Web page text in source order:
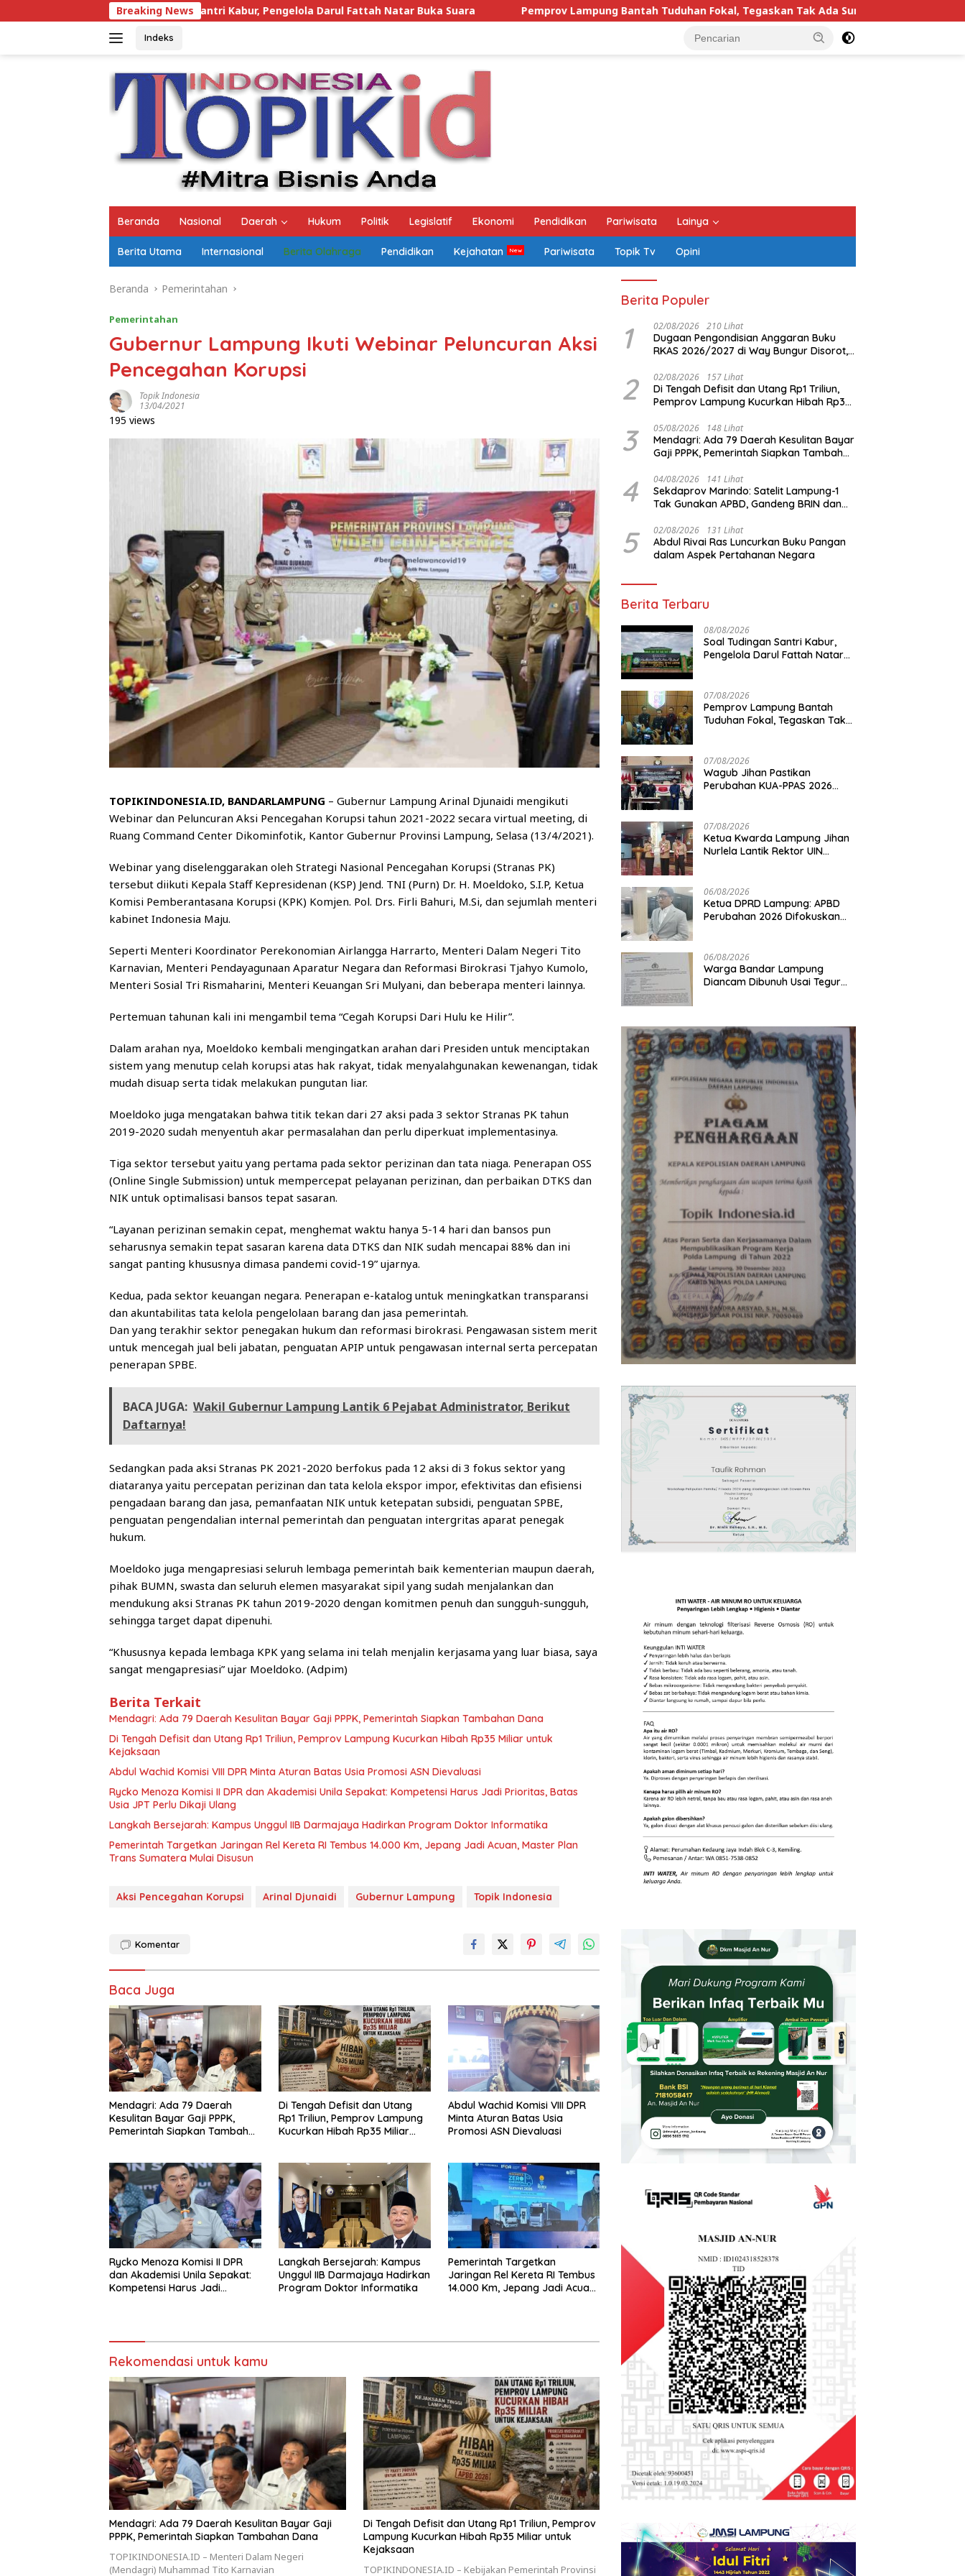
ke
Breaking News
Santri Kabur, Pengelola Darul Fattah Natar Buka Suara Pemprov Lampung Bantah Tuduhan Fokal, Tegaskan Tak Ada Surat yang Bertentangan Soal Status Lahan
Indeks
Beranda Nasional Daerah Hukum Politik Legislatif Ekonomi Pendidikan Pariwisata Lainya
Berita Utama Internasional Berita Olahraga Pendidikan Kejahatan Pariwisata Topik Tv Opini
Beranda Pemerintahan
Pemerintahan
Gubernur Lampung Ikuti Webinar Peluncuran Aksi
Pencegahan Korupsi
Topik Indonesia
13/04/2021
195 views
TOPIKINDONESIA.ID, BANDARLAMPUNG – Gubernur Lampung Arinal Djunaidi mengikuti
Webinar dan Peluncuran Aksi Pencegahan Korupsi tahun 2021-2022 secara virtual meeting, di
Ruang Command Center Dikominfotik, Kantor Gubernur Provinsi Lampung, Selasa (13/4/2021).
Webinar yang diselenggarakan oleh Strategi Nasional Pencegahan Korupsi (Stranas PK)
tersebut diikuti Kepala Staff Kepresidenan (KSP) Jend. TNI (Purn) Dr. H. Moeldoko, S.I.P, Ketua
Komisi Pemberantasana Korupsi (KPK) Komjen. Pol. Drs. Firli Bahuri, M.Si, dan sejumlah menteri
kabinet Indonesia Maju.
Seperti Menteri Koordinator Perekonomian Airlangga Harrarto, Menteri Dalam Negeri Tito
Karnavian, Menteri Pendayagunaan Aparatur Negara dan Reformasi Birokrasi Tjahyo Kumolo,
Menteri Sosial Tri Rismaharini, Menteri Keuangan Sri Mulyani, dan beberapa menteri lainnya.
Pertemuan tahunan kali ini mengambil tema “Cegah Korupsi Dari Hulu ke Hilir”.
Dalam arahan nya, Moeldoko kembali mengingatkan arahan dari Presiden untuk menciptakan
sistem yang menutup celah korupsi atas hak rakyat, tidak menyalahgunakan kewenangan, tidak
mudah disuap serta tidak melakukan pungutan liar.
Moeldoko juga mengatakan bahwa titik tekan dari 27 aksi pada 3 sektor Stranas PK tahun
2019-2020 sudah menyentuh akar permasalahan dan perlu diperkuat implementasinya.
Tiga sektor tersebut yaitu yang pertama pada sektor perizinan dan tata niaga. Penerapan OSS
(Online Single Submission) untuk mempercepat pelayanan perizinan, dan perbaikan DTKS dan
NIK untuk optimalisasi bansos tepat sasaran.
“Layanan perizinan semakin cepat, menghemat waktu hanya 5-14 hari dan bansos pun
seharusnya semakin tepat sasaran karena data DTKS dan NIK sudah mencapai 88% dan ini
sangat panting khususnya dimasa pandemi covid-19” ujarnya.
Kedua, pada sektor keuangan negara. Penerapan e-katalog untuk meningkatkan transparansi
dan akuntabilitas tata kelola pengelolaan barang dan jasa pemerintah.
Dan yang terakhir sektor penegakan hukum dan reformasi birokrasi. Pengawasan sistem merit
untuk mencegah jual beli jabatan, penguatan APIP untuk pengawasan internal serta percepatan
penerapan SPBE.
BACA JUGA: Wakil Gubernur Lampung Lantik 6 Pejabat Administrator, Berikut
Daftarnya!
Sedangkan pada aksi Stranas PK 2021-2020 berfokus pada 12 aksi di 3 fokus sektor yang
diataranya yaitu percepatan perizinan dan tata kelola ekspor impor, efektivitas dan efisiensi
pengadaan barang dan jasa, pemanfaatan NIK untuk ketepatan subsidi, penguatan SPBE,
penguatan pengendalian internal pemerintah dan penguatan intergritas aparat penegak
hukum.
Moeldoko juga mengapresiasi seluruh lembaga pemerintah baik kementerian maupun daerah,
pihak BUMN, swasta dan seluruh elemen masyarakat sipil yang sudah menjalankan dan
mendukung aksi Stranas PK tahun 2019-2020 dengan komitmen penuh dan sungguh-sungguh,
sehingga target dapat dipenuhi.
“Khususnya kepada lembaga KPK yang selama ini telah menjalin kerjasama yang luar biasa, saya
sangat mengapresiasi” ujar Moeldoko. (Adpim)
Berita Terkait
Mendagri: Ada 79 Daerah Kesulitan Bayar Gaji PPPK, Pemerintah Siapkan Tambahan Dana
Di Tengah Defisit dan Utang Rp1 Triliun, Pemprov Lampung Kucurkan Hibah Rp35 Miliar untuk
Kejaksaan
Abdul Wachid Komisi VIII DPR Minta Aturan Batas Usia Promosi ASN Dievaluasi
Rycko Menoza Komisi II DPR dan Akademisi Unila Sepakat: Kompetensi Harus Jadi Prioritas, Batas
Usia JPT Perlu Dikaji Ulang
Langkah Bersejarah: Kampus Unggul IIB Darmajaya Hadirkan Program Doktor Informatika
Pemerintah Targetkan Jaringan Rel Kereta RI Tembus 14.000 Km, Jepang Jadi Acuan, Master Plan
Trans Sumatera Mulai Disusun
Aksi Pencegahan Korupsi Arinal Djunaidi Gubernur Lampung Topik Indonesia
Komentar
Baca Juga
Mendagri: Ada 79 Daerah
Kesulitan Bayar Gaji PPPK,
Pemerintah Siapkan Tambahan
Di Tengah Defisit dan Utang
Rp1 Triliun, Pemprov Lampung
Kucurkan Hibah Rp35 Miliar
Abdul Wachid Komisi VIII DPR
Minta Aturan Batas Usia
Promosi ASN Dievaluasi
Rycko Menoza Komisi II DPR
dan Akademisi Unila Sepakat:
Kompetensi Harus Jadi
Langkah Bersejarah: Kampus
Unggul IIB Darmajaya Hadirkan
Program Doktor Informatika
Pemerintah Targetkan
Jaringan Rel Kereta RI Tembus
14.000 Km, Jepang Jadi Acuan,
Rekomendasi untuk kamu
Mendagri: Ada 79 Daerah Kesulitan Bayar Gaji
PPPK, Pemerintah Siapkan Tambahan Dana
TOPIKINDONESIA.ID – Menteri Dalam Negeri
(Mendagri) Muhammad Tito Karnavian
Di Tengah Defisit dan Utang Rp1 Triliun, Pemprov
Lampung Kucurkan Hibah Rp35 Miliar untuk
Kejaksaan
TOPIKINDONESIA.ID – Kebijakan Pemerintah Provinsi
Berita Populer
1 02/08/2026 210 Lihat
Dugaan Pengondisian Anggaran Buku
RKAS 2026/2027 di Way Bungur Disorot,
Keuntungan untuk Rekreasi
2 02/08/2026 157 Lihat
Di Tengah Defisit dan Utang Rp1 Triliun,
Pemprov Lampung Kucurkan Hibah Rp35
3 05/08/2026 148 Lihat
Mendagri: Ada 79 Daerah Kesulitan Bayar
Gaji PPPK, Pemerintah Siapkan Tambahan
4 04/08/2026 141 Lihat
Sekdaprov Marindo: Satelit Lampung-1
Tak Gunakan APBD, Gandeng BRIN dan
Berbasis Data
5 02/08/2026 131 Lihat
Abdul Rivai Ras Luncurkan Buku Pangan
dalam Aspek Pertahanan Negara
Berita Terbaru
08/08/2026
Soal Tudingan Santri Kabur,
Pengelola Darul Fattah Natar
07/08/2026
Pemprov Lampung Bantah
Tuduhan Fokal, Tegaskan Tak
07/08/2026
Wagub Jihan Pastikan
Perubahan KUA-PPAS 2026
07/08/2026
Ketua Kwarda Lampung Jihan
Nurlela Lantik Rektor UIN
06/08/2026
Ketua DPRD Lampung: APBD
Perubahan 2026 Difokuskan
06/08/2026
Warga Bandar Lampung
Diancam Dibunuh Usai Tegur